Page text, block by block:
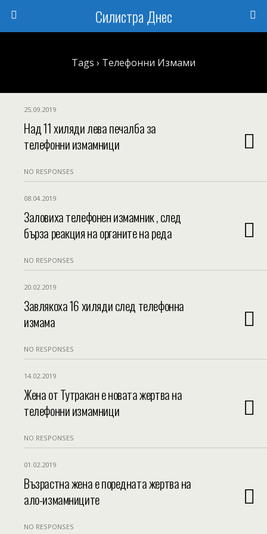
Силистра Днес
Tags › Телефонни Измами
25.09.2019
Над 11 хиляди лева печалба за
телефонни измамници
NO RESPONSES
08.04.2019
Заловиха телефонен измамник , след
бърза реакция на органите на реда
NO RESPONSES
20.02.2019
Завлякоха 16 хиляди след телефонна
измама
NO RESPONSES
14.02.2019
Жена от Тутракан е новата жертва на
телефонни измамници
NO RESPONSES
01.02.2019
Възрастна жена е поредната жертва на
ало-измамниците
NO RESPONSES